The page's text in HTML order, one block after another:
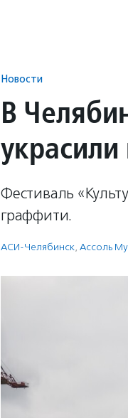
Новости
В
Фестиваль
граффити.
АСИ-Челябинск, Ассоль